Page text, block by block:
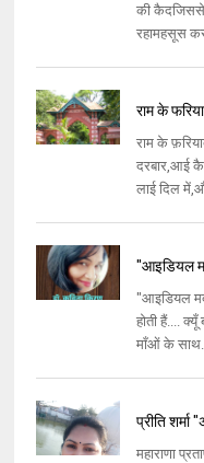
की कैदजिससे
रहामहसूस कर
राम के
राम के
दरबार,आई
लाई दिल
"आइडियल
"आइडियल
होती हैं....
माँओं के साथ..
प्रीति शर्मा
महाराणा